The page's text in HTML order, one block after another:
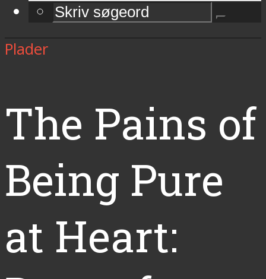
Plader
The Pains of
Being Pure
at Heart: